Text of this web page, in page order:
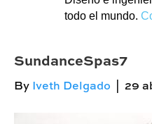
todo el mundo.
SundanceSpas7
By Iveth Delgado 29